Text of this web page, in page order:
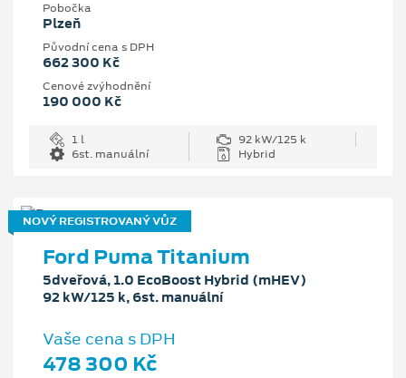
Pobočka
Plzeň
Původní cena s DPH
662 300 Kč
Cenové zvýhodnění
190 000 Kč
1 l
92 kW/125 k
6st. manuální
Hybrid
NOVÝ REGISTROVANÝ VŮZ
Ford Puma Titanium
5dveřová, 1.0 EcoBoost Hybrid (mHEV)
92 kW/125 k, 6st. manuální
Vaše cena s DPH
478 300 Kč